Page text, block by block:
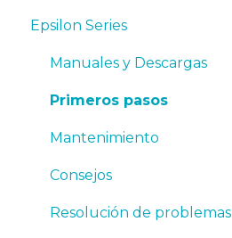
Epsilon Series
Manuales y Descargas
Primeros pasos
Mantenimiento
Consejos
Resolución de problemas